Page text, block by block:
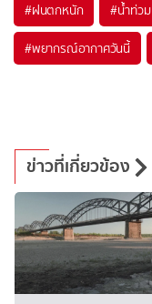
#ฝนตกหนัก #น้ำท่วม
#พยากรณ์อากาศวันนี้
ข่าวที่เกี่ยวข้อง